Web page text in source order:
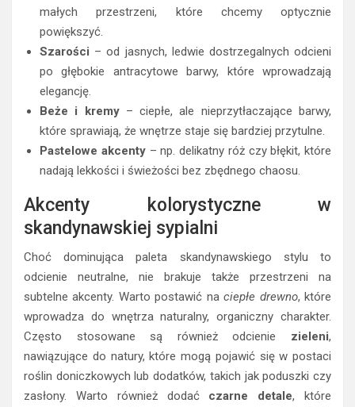
małych przestrzeni, które chcemy optycznie
powiększyć.
Szarości – od jasnych, ledwie dostrzegalnych odcieni
po głębokie antracytowe barwy, które wprowadzają
elegancję.
Beże i kremy– ciepłe, ale nieprzytłaczające barwy,
które sprawiają, że wnętrze staje się bardziej przytulne.
Pastelowe akcenty– np. delikatny róż czy błękit, które
nadają lekkości i świeżości bez zbędnego chaosu.
Akcenty kolorystyczne w
skandynawskiej sypialni
Choć dominująca paleta skandynawskiego stylu to
odcienie neutralne, nie brakuje także przestrzeni na
subtelne akcenty. Warto postawić naciepłe drewno, które
wprowadza do wnętrza naturalny, organiczny charakter.
Często stosowane są również odcienie zieleni,
nawiązujące do natury, które mogą pojawić się w postaci
roślin doniczkowych lub dodatków, takich jak poduszki czy
zasłony. Warto również dodać czarne detale, które